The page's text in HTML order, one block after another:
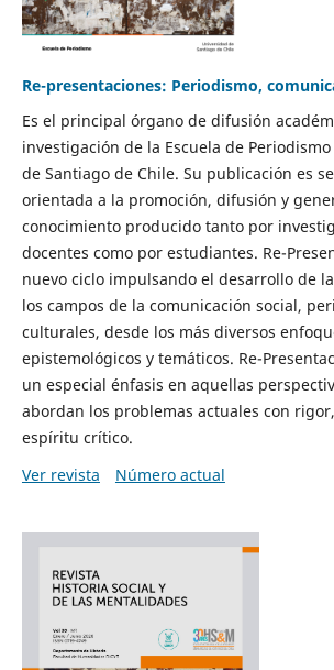
Re-presentaciones: Periodismo,
Es el principal órgano de difusión
investigación de la Escuela de
de Santiago de Chile. Su publicación es
orientada a la promoción, difusión y
conocimiento producido tanto por
docentes como por estudiantes. Re-
nuevo ciclo impulsando el desarrollo de
los campos de la comunicación social,
culturales, desde los más diversos
epistemológicos y temáticos. Re-
un especial énfasis en aquellas
abordan los problemas actuales con
espíritu crítico.
Ver revista
Número actual